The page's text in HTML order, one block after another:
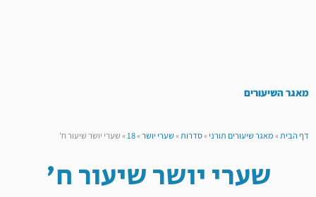
מאגר השיעורים
דף הבית»מאגר שיעורים תורני»סדרות»שערי יושר»
18
»שערי יושר שיעור ח’
שערי יושר שיעור ח'